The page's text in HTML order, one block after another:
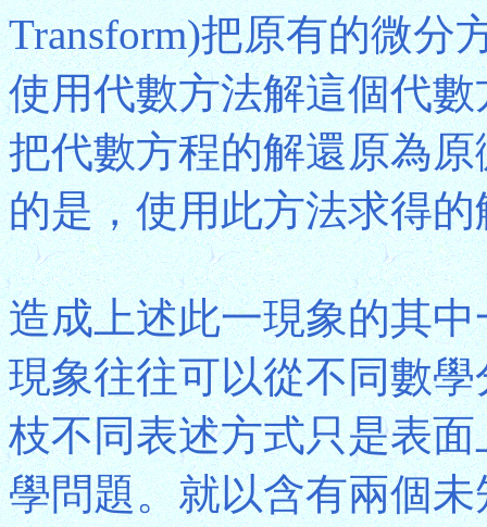
Transform)把原有的微分
使用代數方法解這個代
把代數方程的解還原為
的是，使用此方法求得
造成上述此一現象的其
現象往往可以從不同數
枝不同表述方式只是表
學問題。就以含有兩個未